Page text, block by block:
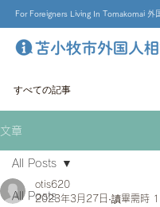
For Foreigners Living In Tomakomai 外
すべての記事
文章
All Posts
All Posts
otis620
2023年3月27日 讀畢需時